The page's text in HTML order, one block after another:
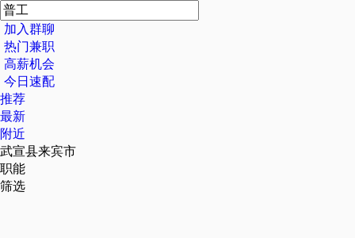
加入群聊
热门兼职
高薪机会
今日速配
推荐
最新
附近
武宣县来宾市
职能
筛选